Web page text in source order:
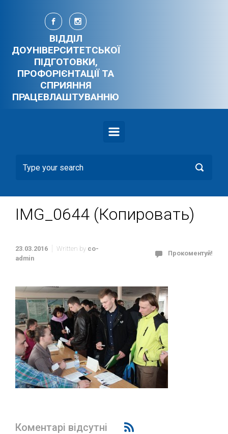
Skip to main content
ВІДДІЛ
ДОУНІВЕРСИТЕТСЬКОЇ
ПІДГОТОВКИ,
ПРОФОРІЄНТАЦІЇ ТА
СПРИЯННЯ
ПРАЦЕВЛАШТУВАННЮ
IMG_0644 (Копировать)
23.03.2016 Written by co-
admin
Прокоментуй!
Коментарі відсутні